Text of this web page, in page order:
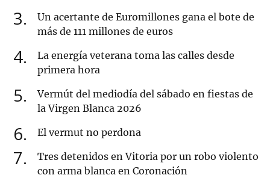
3
Un acertante de Euromillones gana el bote de
más de 111 millones de euros
4
La energía veterana toma las calles desde
primera hora
5
Vermút del mediodía del sábado en fiestas de
la Virgen Blanca 2026
6 El vermut no perdona
7
Tres detenidos en Vitoria por un robo violento
con arma blanca en Coronación